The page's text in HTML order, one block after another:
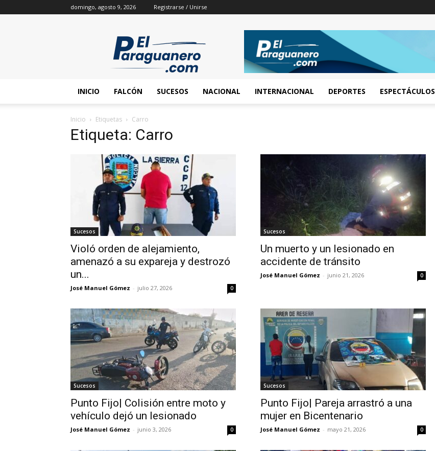
domingo, agosto 9, 2026 Registrarse / Unirse
INICIO FALCÓN SUCESOS NACIONAL INTERNACIONAL DEPORTES ESPECTÁCULOS
Inicio Etiquetas Carro
Etiqueta: Carro
Sucesos
Violó orden de alejamiento,
amenazó a su expareja y destrozó
un...
José Manuel Gómez - julio 27, 2026 0
Sucesos
Un muerto y un lesionado en
accidente de tránsito
José Manuel Gómez - junio 21, 2026 0
Sucesos
Punto Fijo| Colisión entre moto y
vehículo dejó un lesionado
José Manuel Gómez - junio 3, 2026 0
Sucesos
Punto Fijo| Pareja arrastró a una
mujer en Bicentenario
José Manuel Gómez - mayo 21, 2026 0